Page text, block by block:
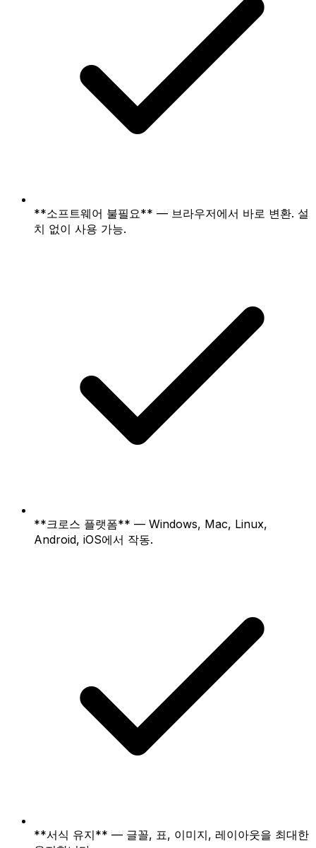
**소프트웨어 불필요** — 브라우저에서 바로 변환. 설
치 없이 사용 가능.
**크로스 플랫폼** — Windows, Mac, Linux,
Android, iOS에서 작동.
**서식 유지** — 글꼴, 표, 이미지, 레이아웃을 최대한